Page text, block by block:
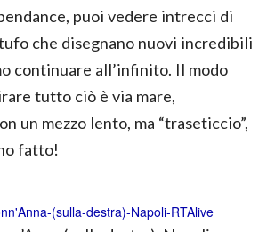
puoi vedere intrecci di
che disegnano nuovi incredibili
continuare all’infinito. Il modo
tutto ciò è via mare,
un mezzo lento, ma “traseticcio”,
fatto!